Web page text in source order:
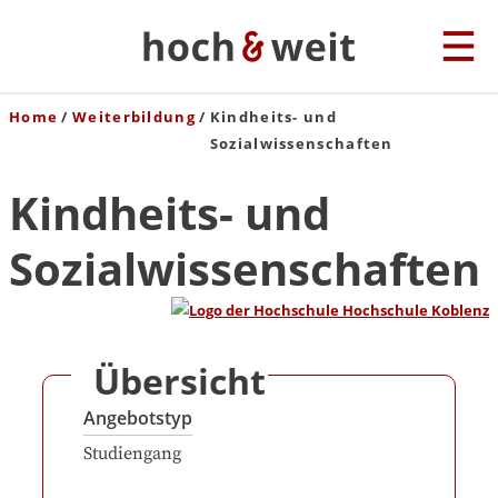
Home Weiterbildung
Kindheits- und
Sozialwissenschaften
Kindheits- und
Sozialwissenschaften
Übersicht
Angebotstyp
Studiengang